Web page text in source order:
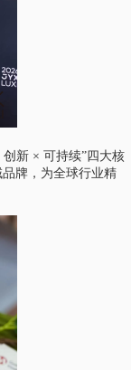
新 × 可持续”四大核
牌，为全球行业精